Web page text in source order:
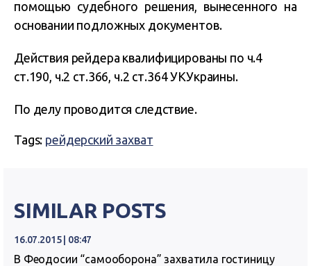
помощью судебного решения, вынесенного на
основании подложных документов.
Действия рейдера квалифицированы по ч.4
ст.190, ч.2 ст.366, ч.2 ст.364 УКУкраины.
По делу проводится следствие.
Tags: рейдерский захват
SIMILAR POSTS
16.07.2015 | 08:47
В Феодосии “самооборона” захватила гостиницу